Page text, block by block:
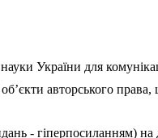
науки України для
авторського
- гіперпосиланням)